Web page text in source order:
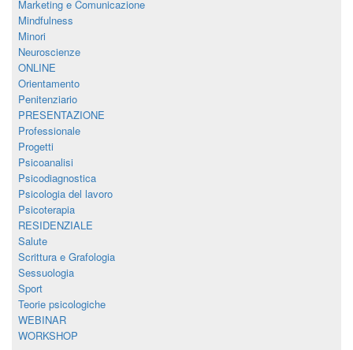
Marketing e Comunicazione
Mindfulness
Minori
Neuroscienze
ONLINE
Orientamento
Penitenziario
PRESENTAZIONE
Professionale
Progetti
Psicoanalisi
Psicodiagnostica
Psicologia del lavoro
Psicoterapia
RESIDENZIALE
Salute
Scrittura e Grafologia
Sessuologia
Sport
Teorie psicologiche
WEBINAR
WORKSHOP